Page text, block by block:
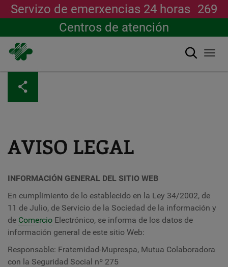
contido
principal
Servizo de emerxencias 24 horas 269
Centros de atención
Buscar
AVISO LEGAL
INFORMACIÓN GENERAL DEL SITIO WEB
En cumplimiento de lo establecido en la Ley 34/2002, de
11 de Julio, de Servicio de la Sociedad de la información y
de Comercio Electrónico, se informa de los datos de
información general de este sitio Web:
Responsable: Fraternidad-Muprespa, Mutua Colaboradora
con la Seguridad Social nº 275